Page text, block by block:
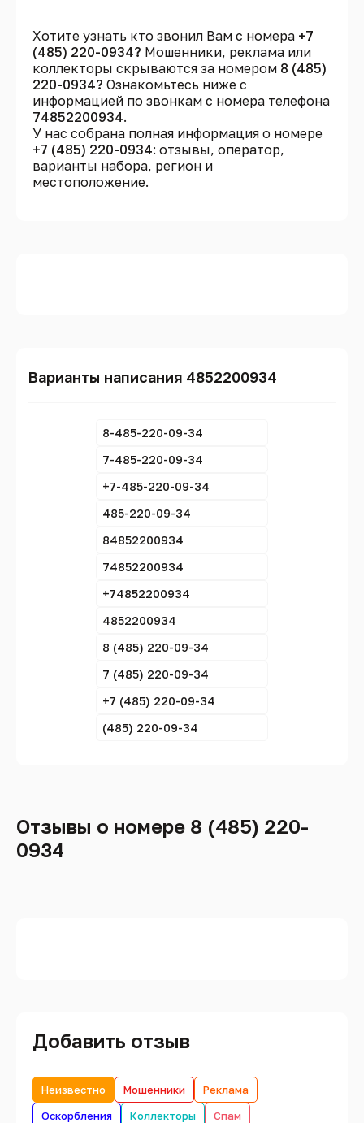
Хотите узнать кто звонил Вам с номера +7
(485) 220-0934? Мошенники, реклама или
коллекторы скрываются за номером 8 (485)
220-0934? Ознакомьтесь ниже с
информацией по звонкам с номера телефона
74852200934.
У нас собрана полная информация о номере
+7 (485) 220-0934: отзывы, оператор,
варианты набора, регион и
местоположение.
Варианты написания 4852200934
8-485-220-09-34
7-485-220-09-34
+7-485-220-09-34
485-220-09-34
84852200934
74852200934
+74852200934
4852200934
8 (485) 220-09-34
7 (485) 220-09-34
+7 (485) 220-09-34
(485) 220-09-34
Отзывы о номере 8 (485) 220-
0934
Добавить отзыв
Неизвестно Мошенники
Реклама
Оскорбления
Коллекторы
Спам